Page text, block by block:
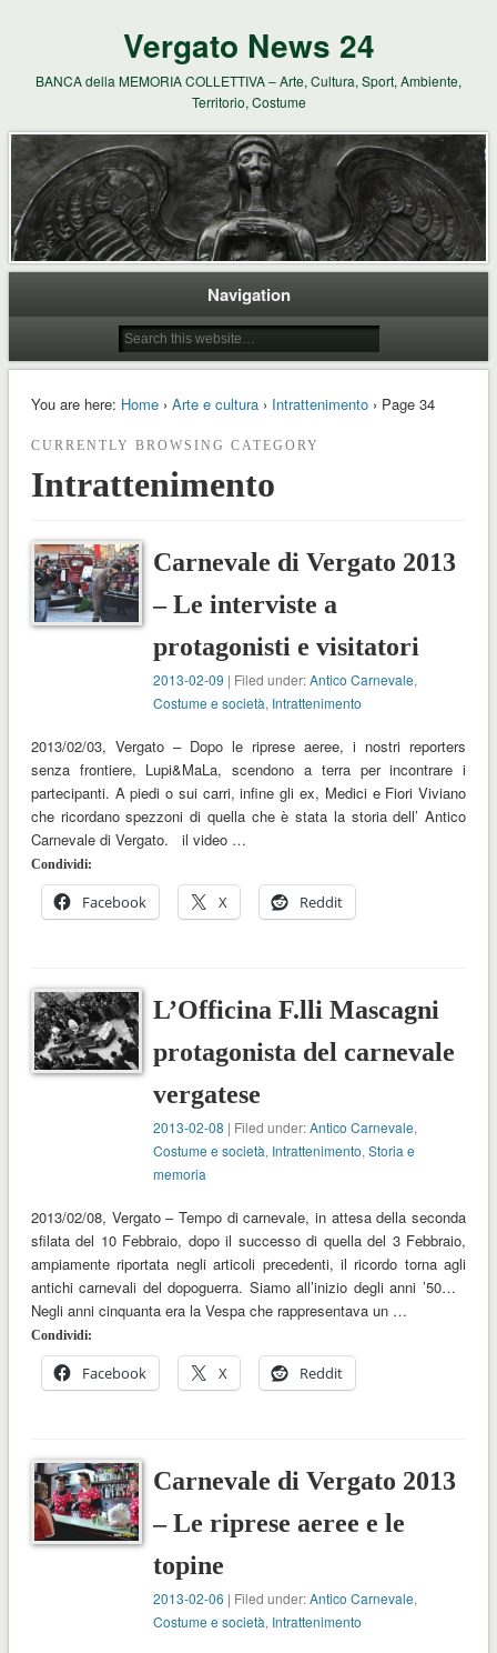
Vergato News 24
BANCA della MEMORIA COLLETTIVA – Arte, Cultura, Sport, Ambiente,
Territorio, Costume
Navigation
You are here: Home› Arte e cultura› Intrattenimento› Page 34
CURRENTLY BROWSING CATEGORY
Intrattenimento
Carnevale di Vergato 2013
– Le interviste a
protagonisti e visitatori
2013-02-09 | Filed under:Antico Carnevale,
Costume e società, Intrattenimento
2013/02/03, Vergato – Dopo le riprese aeree, i nostri reporters
senza frontiere, Lupi&MaLa, scendono a terra per incontrare i
partecipanti. A piedi o sui carri, infine gli ex, Medici e Fiori Viviano
che ricordano spezzoni di quella che è stata la storia dell’ Antico
Carnevale di Vergato. il video …
Condividi:
Facebook X Reddit
L’Officina F.lli Mascagni
protagonista del carnevale
vergatese
2013-02-08 | Filed under:Antico Carnevale,
Costume e società, Intrattenimento,Storia e
memoria
2013/02/08, Vergato – Tempo di carnevale, in attesa della seconda
sfilata del 10 Febbraio, dopo il successo di quella del 3 Febbraio,
ampiamente riportata negli articoli precedenti, il ricordo torna agli
antichi carnevali del dopoguerra. Siamo all’inizio degli anni ’50…
Negli anni cinquanta era la Vespa che rappresentava un …
Condividi:
Facebook X Reddit
Carnevale di Vergato 2013
– Le riprese aeree e le
topine
2013-02-06 | Filed under:Antico Carnevale,
Costume e società, Intrattenimento